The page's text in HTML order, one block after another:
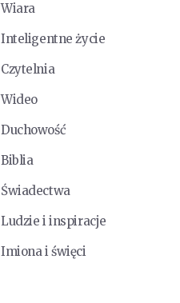
Wiara
Inteligentne życie
Czytelnia
Wideo
Duchowość
Biblia
Świadectwa
Ludzie i inspiracje
Imiona i święci